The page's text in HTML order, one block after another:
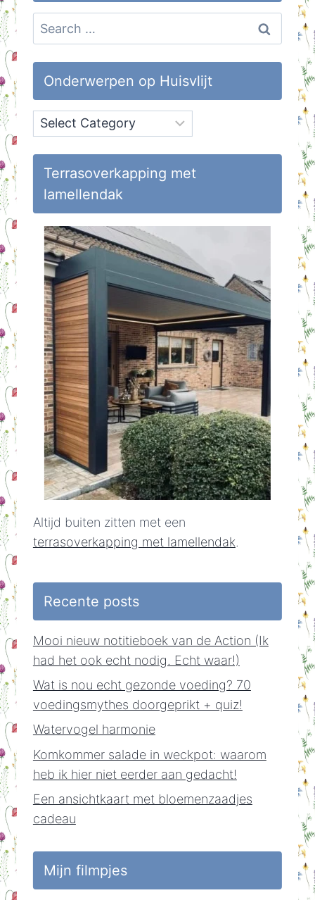
Search
for:
Onderwerpen op Huisvlijt
Onderwerpen
op
Huisvlijt
Terrasoverkapping met
lamellendak
Altijd buiten zitten met een
terrasoverkapping met lamellendak.
Recente posts
Mooi nieuw notitieboek van de Action (Ik
had het ook echt nodig. Echt waar!)
Wat is nou echt gezonde voeding? 70
voedingsmythes doorgeprikt + quiz!
Watervogel harmonie
Komkommer salade in weckpot: waarom
heb ik hier niet eerder aan gedacht!
Een ansichtkaart met bloemenzaadjes
cadeau
Mijn filmpjes